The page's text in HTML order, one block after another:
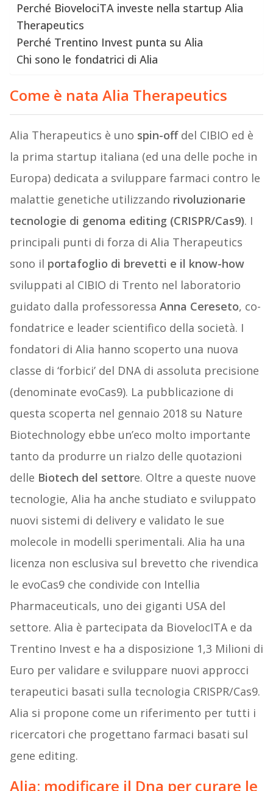
Perché BiovelociTA investe nella startup Alia
Therapeutics
Perché Trentino Invest punta su Alia
Chi sono le fondatrici di Alia
Come è nata Alia Therapeutics
Alia Therapeutics è uno spin-offdel CIBIO ed è
la prima startup italiana (ed una delle poche in
Europa) dedicata a sviluppare farmaci contro le
malattie genetiche utilizzando rivoluzionarie
tecnologie di genoma editing (CRISPR/Cas9). I
principali punti di forza di Alia Therapeutics
sono il portafoglio di brevetti e il know-how
sviluppati al CIBIO di Trento nel laboratorio
guidato dalla professoressa Anna Cereseto, co-
fondatrice e leader scientifico della società. I
fondatori di Alia hanno scoperto una nuova
classe di ‘forbici’ del DNA di assoluta precisione
(denominate evoCas9). La pubblicazione di
questa scoperta nel gennaio 2018 su Nature
Biotechnology ebbe un’eco molto importante
tanto da produrre un rialzo delle quotazioni
delle Biotech del settore. Oltre a queste nuove
tecnologie, Alia ha anche studiato e sviluppato
nuovi sistemi di delivery e validato le sue
molecole in modelli sperimentali. Alia ha una
licenza non esclusiva sul brevetto che rivendica
le evoCas9 che condivide con Intellia
Pharmaceuticals, uno dei giganti USA del
settore. Alia è partecipata da BiovelocITA e da
Trentino Invest e ha a disposizione 1,3 Milioni di
Euro per validare e sviluppare nuovi approcci
terapeutici basati sulla tecnologia CRISPR/Cas9.
Alia si propone come un riferimento per tutti i
ricercatori che progettano farmaci basati sul
gene editing.
Alia: modificare il Dna per curare le